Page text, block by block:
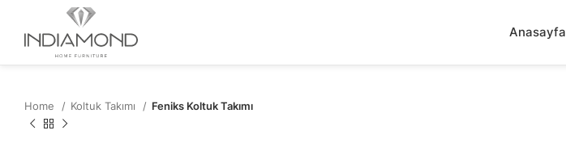
Anasayfa
Home Koltuk Takımı Feniks Koltuk Takımı